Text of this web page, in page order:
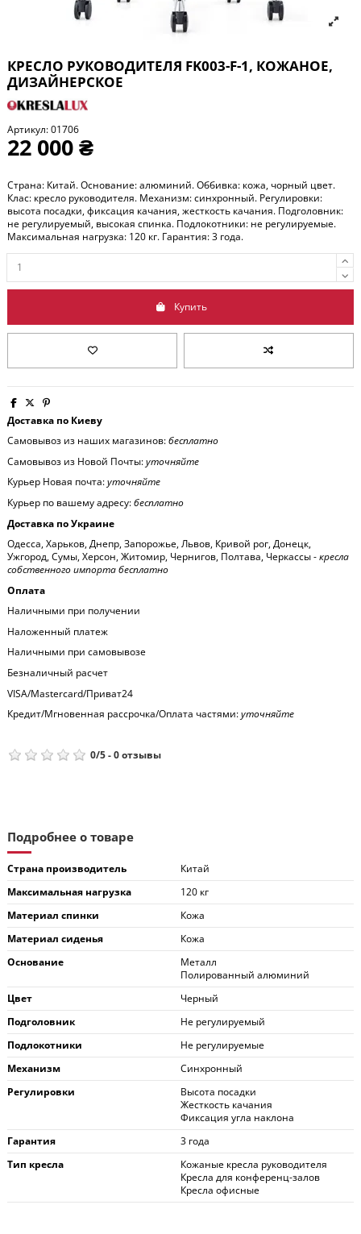
КРЕСЛО РУКОВОДИТЕЛЯ FK003-F-1, КОЖАНОЕ,
ДИЗАЙНЕРСКОЕ
Артикул:01706
22 000 ₴
Страна: Китай. Основание: алюминий. Оббивка: кожа, чорный цвет.
Клас: кресло руководителя. Механизм: синхронный. Регулировки:
высота посадки, фиксация качания, жесткость качания. Подголовник:
не регулируемый, высокая спинка. Подлокотники: не регулируемые.
Максимальная нагрузка: 120 кг. Гарантия: 3 года.
Купить
Доставка по Киеву
Самовывоз из наших магазинов:бесплатно
Самовывоз из Новой Почты:уточняйте
Курьер Новая почта:уточняйте
Курьер по вашему адресу:бесплатно
Доставка по Украине
Одесса, Харьков, Днепр, Запорожье, Львов, Кривой рог, Донецк,
Ужгород, Сумы, Херсон, Житомир, Чернигов, Полтава, Черкассы -кресла
собственного импорта бесплатно
Оплата
Наличными при получении
Наложенный платеж
Наличными при самовывозе
Безналичный расчет
VISA/Mastercard/Приват24
Кредит/Мгновенная рассрочка/Оплата частями:уточняйте
0/5-0отзывы
Подробнее о товаре
Страна производитель
Китай
Максимальная нагрузка
120 кг
Материал спинки
Кожа
Материал сиденья
Кожа
Основание
Металл
Полированный алюминий
Цвет
Черный
Подголовник
Не регулируемый
Подлокотники
Не регулируемые
Механизм
Синхронный
Регулировки
Высота посадки
Жесткость качания
Фиксация угла наклона
Гарантия
3 года
Тип кресла
Кожаные кресла руководителя
Кресла для конференц-залов
Кресла офисные